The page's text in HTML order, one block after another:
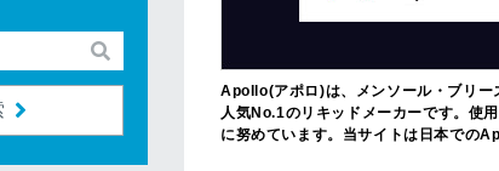
Apollo(アポロ)は、メンソール・ブリー
人気No.1のリキッドメーカーです。使
に努めています。当サイトは日本での